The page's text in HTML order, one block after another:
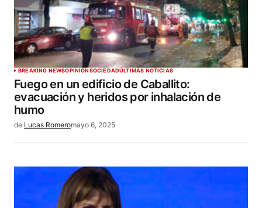
BREAKING NEWSOPINIÓNSOCIEDADÚLTIMAS NOTICIAS
Fuego en un edificio de Caballito:
evacuación y heridos por inhalación de
humo
de Lucas Romeromayo 6, 2025